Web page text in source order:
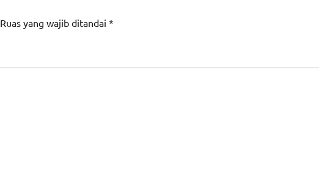
Ruas yang wajib ditandai *